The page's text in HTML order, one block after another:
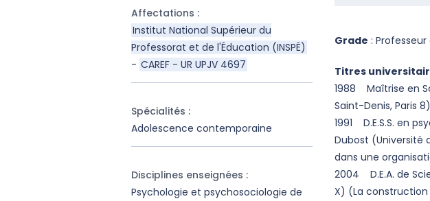
Affectations :
Institut National Supérieur du
Professorat et de l'Éducation (INSPÉ)
- CAREF - UR UPJV 4697
Spécialités :
Adolescence contemporaine
Disciplines enseignées :
Psychologie et psychosociologie de
Grade :
Titres
1988 Maîtrise en
Saint-Denis, Paris 8)
1991 D.E.S.S. en
Dubost (Université
dans une
2004 D.E.A. de
X) (La construction